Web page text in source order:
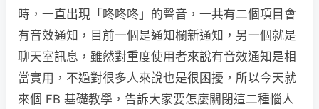
時，一直出現「咚咚咚」的聲音，一共有二個項目會
有音效通知，目前一個是通知欄新通知，另一個就是
聊天室訊息，雖然對重度使用者來說有音效通知是相
當實用，不過對很多人來說也是很困擾，所以今天就
來個 FB 基礎教學，告訴大家要怎麼關閉這二種惱人